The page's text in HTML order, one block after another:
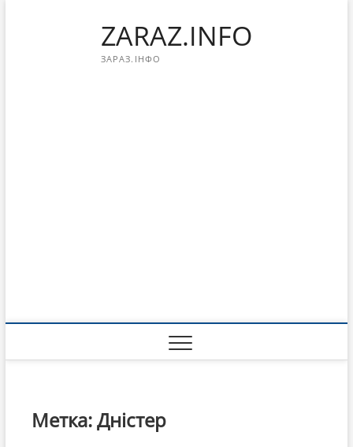
ZARAZ.INFO
ЗАРАЗ.ІНФО
Метка:Дністер